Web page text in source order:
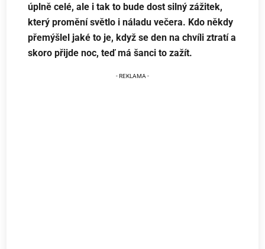
úplně celé, ale i tak to bude dost silný zážitek,
který promění světlo i náladu večera. Kdo někdy
přemýšlel jaké to je, když se den na chvíli ztratí a
skoro přijde noc, teď má šanci to zažít.